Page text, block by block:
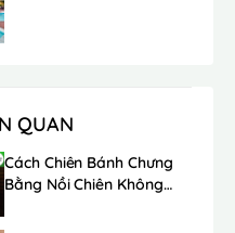
QUAN
Cách Chiên Bánh Chưng
Bằng Nồi Chiên Không